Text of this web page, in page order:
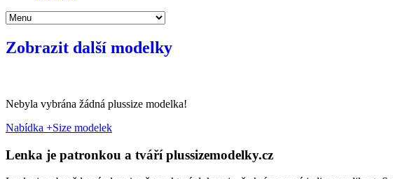
Zobrazit další modelky
Nebyla vybrána žádná plussize modelka!
Nabídka +Size modelek
Lenka je patronkou a tváří plussizemodelky.cz